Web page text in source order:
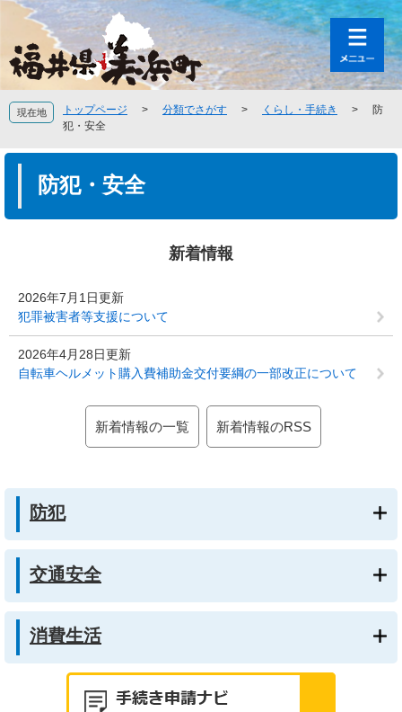
の
頭
で
。
ー
飛
ば
て
へ
現在地 トップページ > 分類でさがす > くらし・手続き >
防
犯・安全
防犯・安全
新着情報
2026年7月1日更新
犯罪被害者等支援について
2026年4月28日更新
自転車ヘルメット購入費補助金交付要綱の一部改正について
新着情報の一覧 新着情報のRSS
防犯
交通安全
消費生活